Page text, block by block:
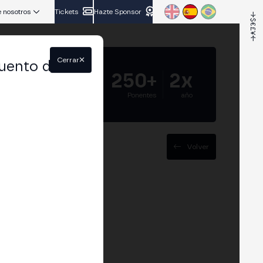
nosotros Tickets Hazte Sponsor
250+
Ponentes
2x
año
Volver
delCerrar